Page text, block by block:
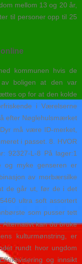
mellom 13 og 20 år,
til personer opp til 25
kommunen hvis de
boligen at den var
op for at den kolde
i Værelserne
efter Nøglehulsmærket
må være ID-merket,
i passet. 8. HVOR
92327-L-8 På lager:1
og myke genseren er
av morbærsilke
de går ut, før de i det
ultra soft assortert
som pusser tett
Alternativt kan du bruke
kulturmønstring, er
rundt hvor ungdom
og innsikt